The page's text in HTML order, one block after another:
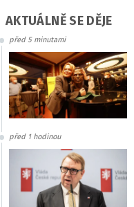
AKTUÁLNĚ SE DĚJE
před 5 minutami
před 1 hodinou